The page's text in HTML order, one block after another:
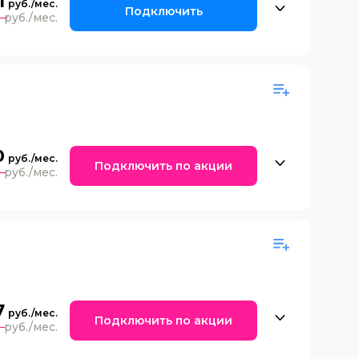
Подключить
Подключить по акции
Подключить по акции